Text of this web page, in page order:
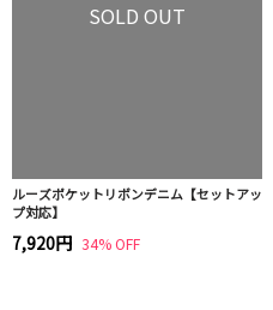
SOLD OUT
ルーズポケットリボンデニム【セットアッ
プ対応】
7,920円 34% OFF